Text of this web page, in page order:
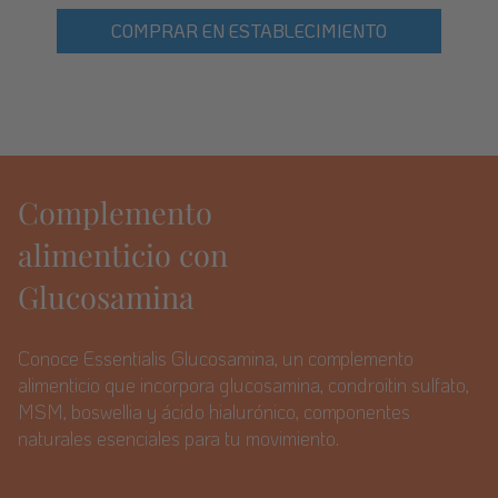
COMPRAR EN ESTABLECIMIENTO
Complemento
alimenticio con
Glucosamina
Conoce Essentialis Glucosamina, un complemento
alimenticio que incorpora glucosamina, condroitin sulfato,
MSM, boswellia y ácido hialurónico, componentes
naturales esenciales para tu movimiento.